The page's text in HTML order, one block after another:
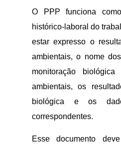
O PPP funciona
histórico-laboral do
estar expresso o
ambientais, o nome
monitoração
ambientais, os
biológica e os
correspondentes.
Esse documento